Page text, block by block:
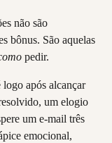
não são
bônus. São aquelas
pedir.
após alcançar
um elogio
um e-mail três
emocional,